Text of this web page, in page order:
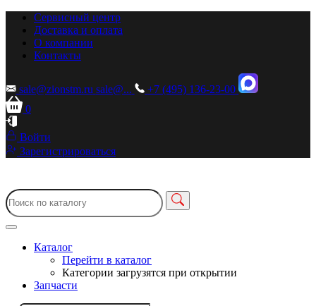
Сервисный центр
Доставка и оплата
О компании
Контакты
sale@zionstm.ru sale@...
+7 (495) 136-23-00
0
Войти
Зарегистрироваться
Каталог
Перейти в каталог
Категории загрузятся при открытии
Запчасти